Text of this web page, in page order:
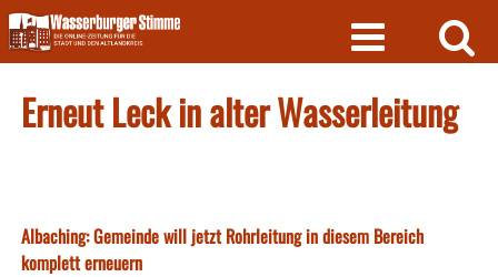
Skip
to
content
Erneut Leck in alter Wasserleitung
Albaching: Gemeinde will jetzt Rohrleitung in diesem Bereich
komplett erneuern